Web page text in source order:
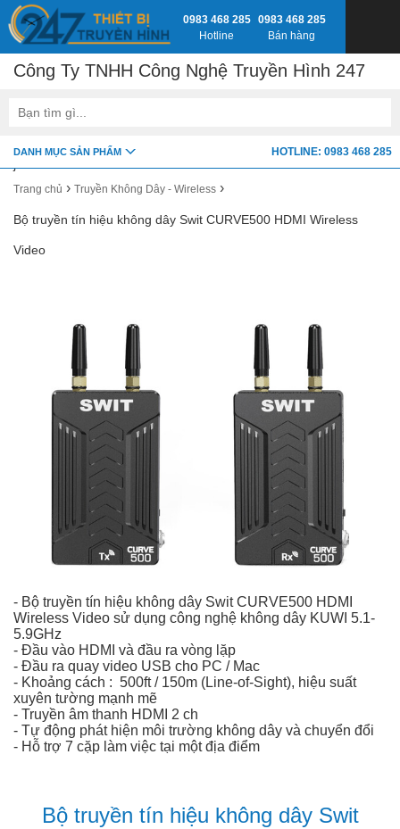
google-site-verification=fSxkTzlyAV278H0_7LAVZEjJh2zdXsbKQ-
Trang chủ › Truyền Không Dây - Wireless ›
Bộ truyền tín hiệu không dây Swit CURVE500 HDMI Wireless
Video
- Bộ truyền tín hiệu không dây Swit CURVE500 HDMI
Wireless Video sử dụng công nghệ không dây KUWI 5.1-
5.9GHz
- Đầu vào HDMI và đầu ra vòng lặp
- Đầu ra quay video USB cho PC / Mac
- Khoảng cách : 500ft / 150m (Line-of-Sight), hiệu suất
xuyên tường mạnh mẽ
- Truyền âm thanh HDMI 2 ch
- Tự động phát hiện môi trường không dây và chuyển đổi
- Hỗ trợ 7 cặp làm việc tại một địa điểm
Bộ truyền tín hiệu không dây Swit
0983 468 285
Hotline
0983 468 285
Bán hàng
Công Ty TNHH Công Nghệ Truyền Hình 247
DANH MỤC SẢN PHẨM HOTLINE: 0983 468 285